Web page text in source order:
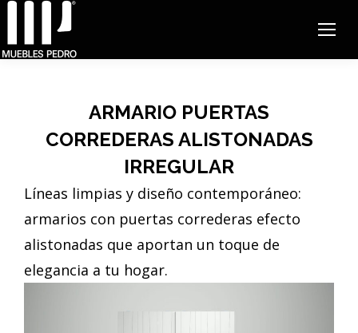
ARMARIO PUERTAS
CORREDERAS ALISTONADAS
IRREGULAR
Líneas limpias y diseño contemporáneo:
armarios con puertas correderas efecto
alistonadas que aportan un toque de
elegancia a tu hogar.